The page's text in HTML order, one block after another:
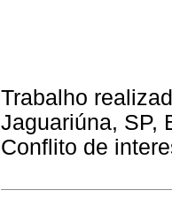
Trabalho
Jaguariúna, SP,
Conflito de